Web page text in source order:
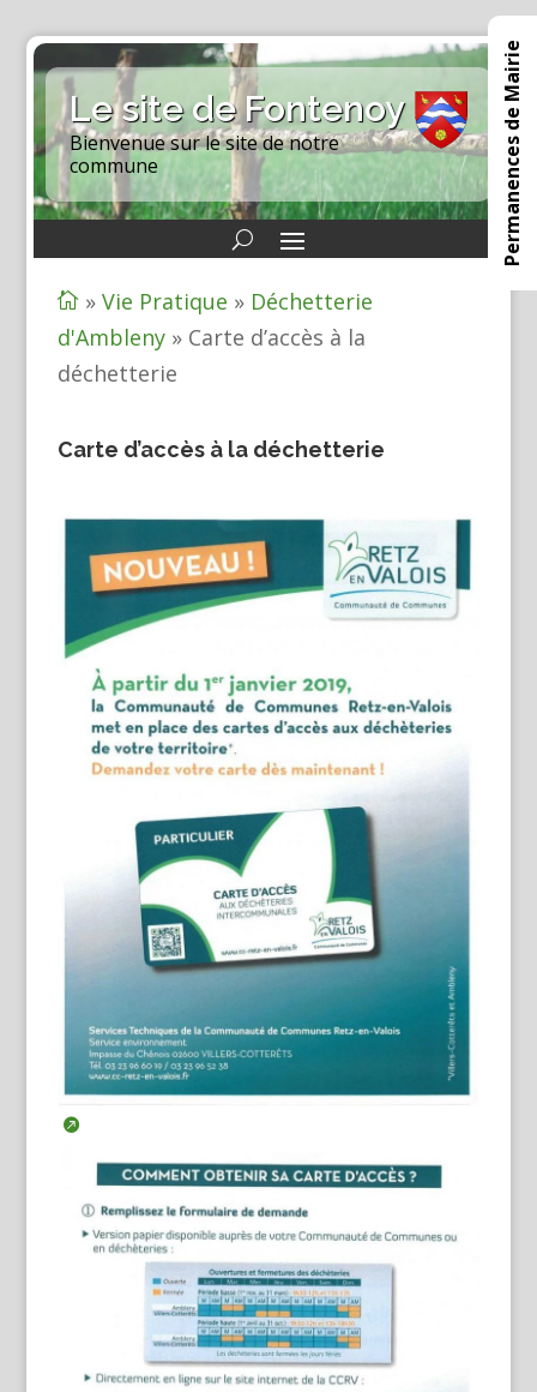
Le site de Fontenoy
Bienvenue sur le site de notre
commune
Permanences de Mairie
» Vie Pratique » Déchetterie
d'Ambleny» Carte d’accès à la
déchetterie
Carte d’accès à la déchetterie